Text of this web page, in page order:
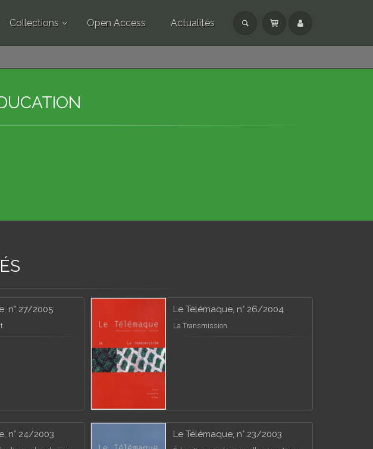
Collections Open Access Actualités
n° 27/2005 Le Télémaque, n° 26/2004
La Transmission
n° 24/2003 Le Télémaque, n° 23/2003